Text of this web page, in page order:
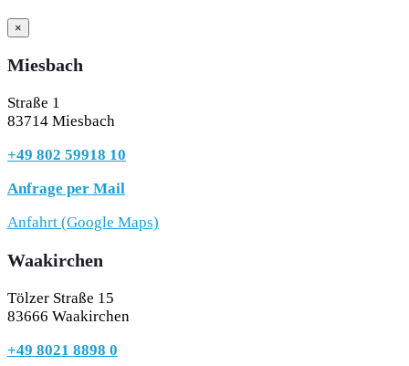
×
Miesbach
Straße 1
83714 Miesbach
+49 802 59918 10
Anfrage per Mail
Anfahrt (Google Maps)
Waakirchen
Tölzer Straße 15
83666 Waakirchen
+49 8021 8898 0